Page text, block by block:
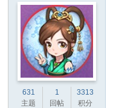
631
主题
1
回帖
3313
积分